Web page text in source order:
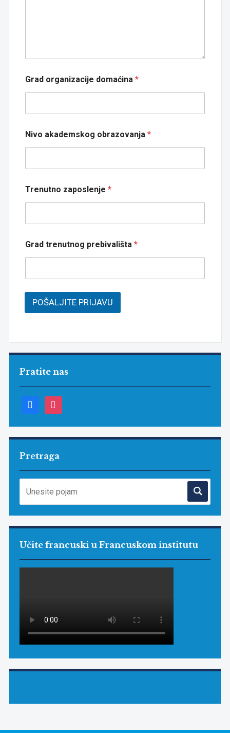
Grad organizacije domaćina *
Nivo akademskog obrazovanja *
Trenutno zaposlenje *
Grad trenutnog prebivališta *
POŠALJITE PRIJAVU
Pratite nas
facebookinstagram
Pretraga
Učite francuski u Francuskom institutu